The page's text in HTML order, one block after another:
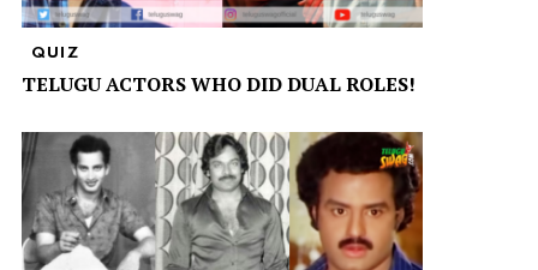
QUIZ
TELUGU ACTORS WHO DID DUAL ROLES!